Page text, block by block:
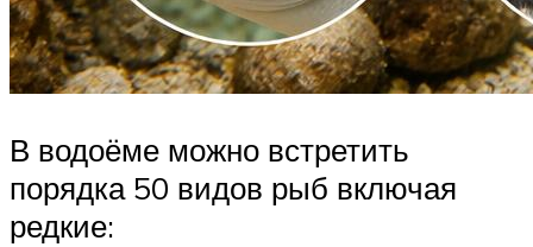
В водоёме можно встретить
порядка 50 видов рыб включая
редкие: